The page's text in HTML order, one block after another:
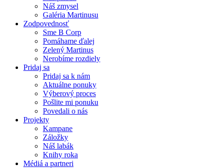
Náš zmysel
Galéria Martinusu
Zodpovednosť
Sme B Corp
Pomáhame ďalej
Zelený Martinus
Nerobíme rozdiely
Pridaj sa
Pridaj sa k nám
Aktuálne ponuky
Výberový proces
Pošlite mi ponuku
Povedali o nás
Projekty
Kampane
Záložky
Náš labák
Knihy roka
Médiá a partneri